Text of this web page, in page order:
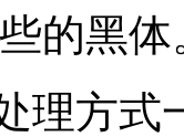
的黑体
理方式